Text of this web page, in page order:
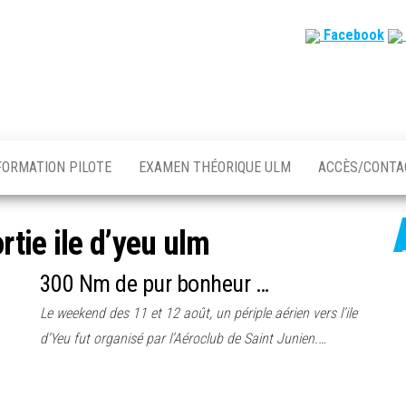
Facebook
PILOTE EXAMEN THÉORIQUE ULM ACCÈS/
ile d’yeu ulm
300 Nm de pur bonheur …
Le weekend des 11 et 12 août, un périple aérien vers l’ile
d’Yeu fut organisé par l’Aéroclub de Saint Junien.…